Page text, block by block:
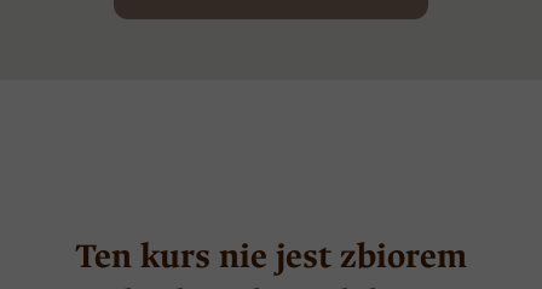
Ten kurs nie jest zbiorem